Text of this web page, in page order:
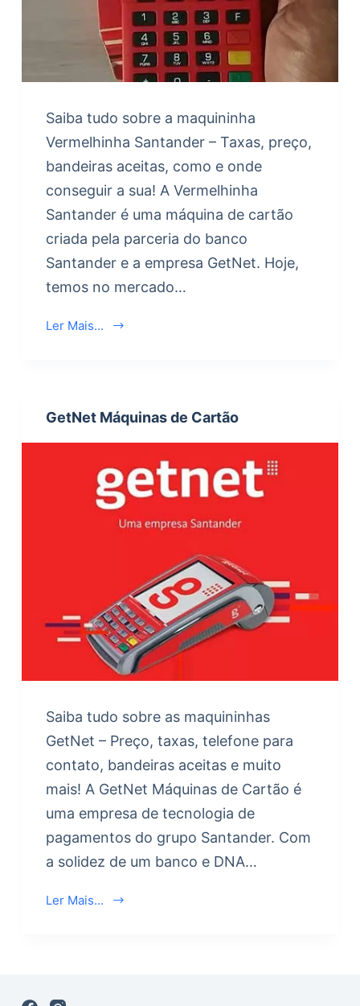
Saiba tudo sobre a maquininha
Vermelhinha Santander – Taxas, preço,
bandeiras aceitas, como e onde
conseguir a sua! A Vermelhinha
Santander é uma máquina de cartão
criada pela parceria do banco
Santander e a empresa GetNet. Hoje,
temos no mercado…
Ler Mais...
GetNet Máquinas de Cartão
Saiba tudo sobre as maquininhas
GetNet – Preço, taxas, telefone para
contato, bandeiras aceitas e muito
mais! A GetNet Máquinas de Cartão é
uma empresa de tecnologia de
pagamentos do grupo Santander. Com
a solidez de um banco e DNA…
Ler Mais...